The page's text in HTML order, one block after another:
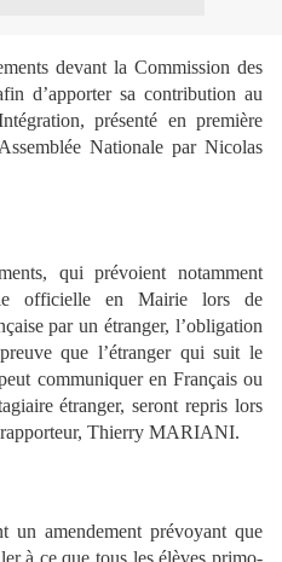
devant la Commission des
d’apporter sa contribution au
présenté en première
Nationale par Nicolas
qui prévoient notamment
officielle en Mairie lors de
par un étranger, l’obligation
que l’étranger qui suit le
communiquer en Français ou
étranger, seront repris lors
rapporteur, Thierry MARIANI.
un amendement prévoyant que
à ce que tous les élèves primo-